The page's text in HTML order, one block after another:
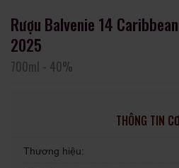
Rượu Balvenie 14
2025
700ml - 40%
THÔNG TIN
Thương hiệu: